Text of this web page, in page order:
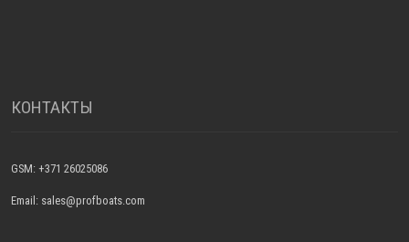
КОНТАКТЫ
GSM: +371 26025086
Email: sales@profboats.com